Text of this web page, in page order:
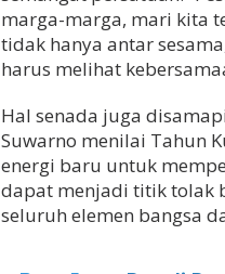
marga-marga, mari kita
tidak hanya antar
harus melihat
Hal senada juga
Suwarno menilai Tahun
energi baru untuk
dapat menjadi titik tolak
seluruh elemen bangsa